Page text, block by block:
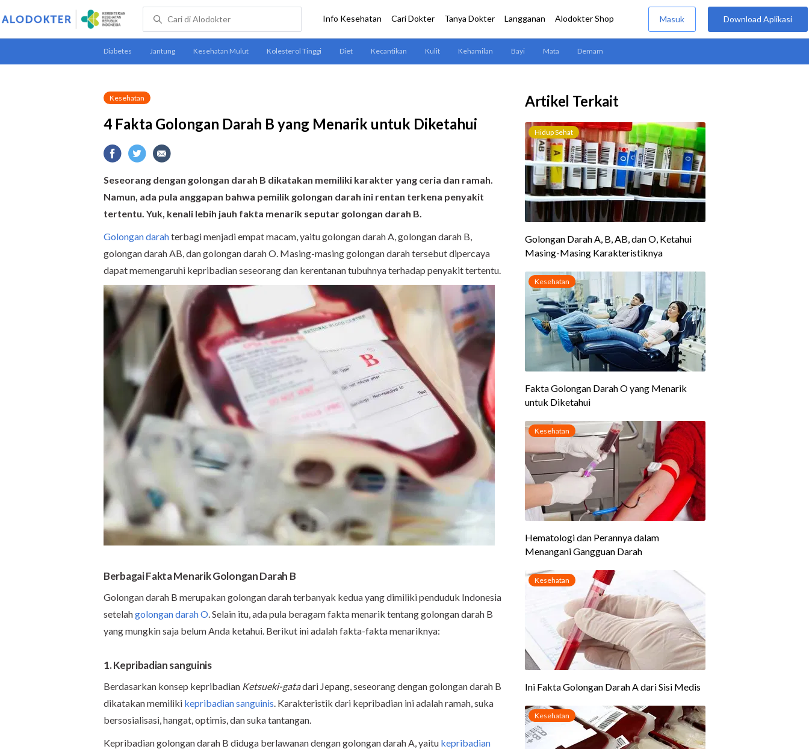
Kesehatan
4 Fakta Golongan Darah B yang Menarik untuk Diketahui
Seseorang dengan golongan darah B dikatakan memiliki karakter yang ceria dan ramah.
Namun, ada pula anggapan bahwa pemilik golongan darah ini rentan terkena penyakit
tertentu. Yuk, kenali lebih jauh fakta menarik seputar golongan darah B.
Golongan darahterbagi menjadi empat macam, yaitu golongan darah A, golongan darah B,
golongan darah AB, dan golongan darah O. Masing-masing golongan darah tersebut dipercaya
dapat memengaruhi kepribadian seseorang dan kerentanan tubuhnya terhadap penyakit tertentu.
Berbagai Fakta Menarik Golongan Darah B
Golongan darah B merupakan golongan darah terbanyak kedua yang dimiliki penduduk Indonesia
setelahgolongan darah O. Selain itu, ada pula beragam fakta menarik tentang golongan darah B
yang mungkin saja belum Anda ketahui. Berikut ini adalah fakta-fakta menariknya:
1. Kepribadian sanguinis
Berdasarkan konsep kepribadian Ketsueki-gatadari Jepang, seseorang dengan golongan darah B
dikatakan memiliki kepribadian sanguinis. Karakteristik dari kepribadian ini adalah ramah, suka
bersosialisasi, hangat, optimis, dan suka tantangan.
Kepribadian golongan darah B diduga berlawanan dengan golongan darah A, yaitu kepribadian
Artikel Terkait